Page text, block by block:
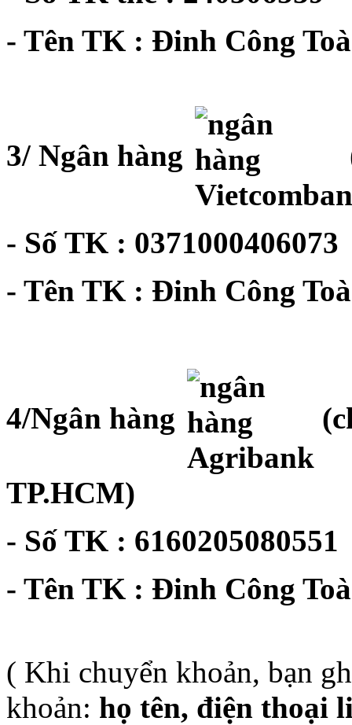
- Tên TK : Đinh Công
3/ Ngân hàng
- Số TK : 0371000406073
- Tên TK : Đinh Công
4/Ngân hàng
TP.HCM)
- Số TK : 6160205080551
- Tên TK : Đinh Công
( Khi chuyển khoản, bạn
khoản: họ tên, điện thoại